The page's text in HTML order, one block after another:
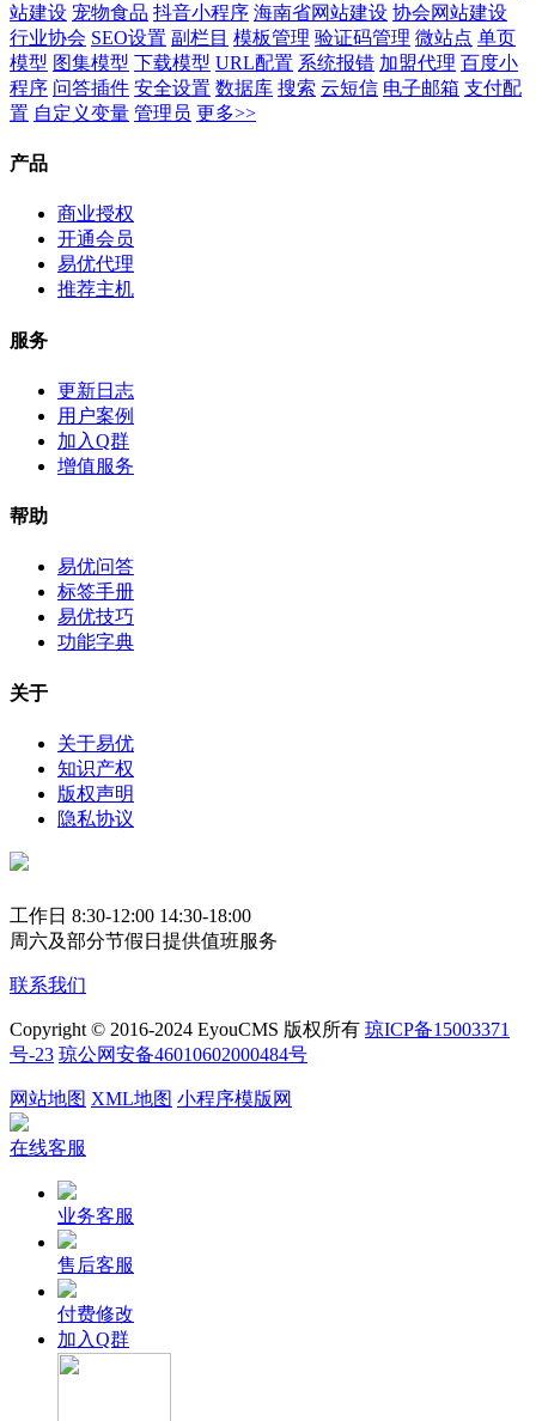
站建设 宠物食品 抖音小程序 海南省网站建设 协会网站建设
行业协会 SEO设置 副栏目 模板管理 验证码管理 微站点 单页
模型 图集模型 下载模型 URL配置 系统报错 加盟代理 百度小
程序 问答插件 安全设置 数据库 搜索 云短信 电子邮箱 支付配
置 自定义变量 管理员 更多>>
产品
商业授权
开通会员
易优代理
推荐主机
服务
更新日志
用户案例
加入Q群
增值服务
帮助
易优问答
标签手册
易优技巧
功能字典
关于
关于易优
知识产权
版权声明
隐私协议
工作日 8:30-12:00 14:30-18:00
周六及部分节假日提供值班服务
联系我们
Copyright © 2016-2024 EyouCMS 版权所有 琼ICP备15003371
号-23 琼公网安备46010602000484号
网站地图 XML地图 小程序模版网
在线客服
业务客服
售后客服
付费修改
加入Q群